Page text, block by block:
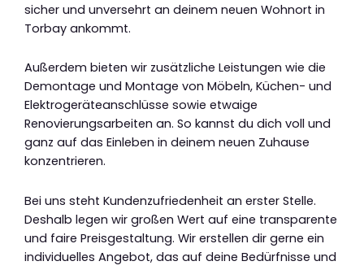
sicher und unversehrt an deinem neuen Wohnort in
Torbay ankommt.
Außerdem bieten wir zusätzliche Leistungen wie die
Demontage und Montage von Möbeln, Küchen- und
Elektrogeräteanschlüsse sowie etwaige
Renovierungsarbeiten an. So kannst du dich voll und
ganz auf das Einleben in deinem neuen Zuhause
konzentrieren.
Bei uns steht Kundenzufriedenheit an erster Stelle.
Deshalb legen wir großen Wert auf eine transparente
und faire Preisgestaltung. Wir erstellen dir gerne ein
individuelles Angebot, das auf deine Bedürfnisse und